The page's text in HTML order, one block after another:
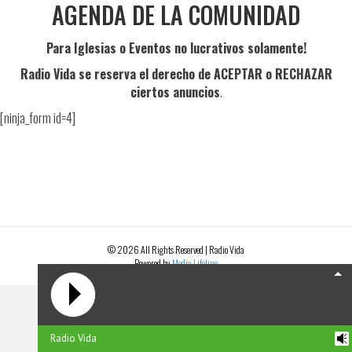
AGENDA DE LA COMUNIDAD
Para Iglesias o Eventos no lucrativos solamente!
Radio Vida se reserva el derecho deACEPTAR o RECHAZAR
ciertos anuncios.
[ninja_form id=4]
Radio Vida
© 2026 All Rights Reserved | Radio Vida
Powered byMedia Lifeline